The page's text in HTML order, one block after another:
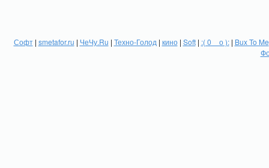
Софт| smetafor.ru | ЧеЧу.Ru | Техно-Голод | кино| Soft| :( 0 _ о ):| Bux To Me